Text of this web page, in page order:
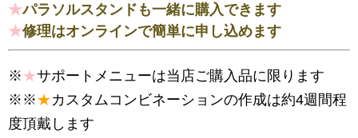
★パラソルスタンドも一緒に購入できます
★修理はオンラインで簡単に申し込めます
※ ★サポートメニューは当店ご購入品に限ります
※※★カスタムコンビネーションの作成は約4週間程
度頂戴します